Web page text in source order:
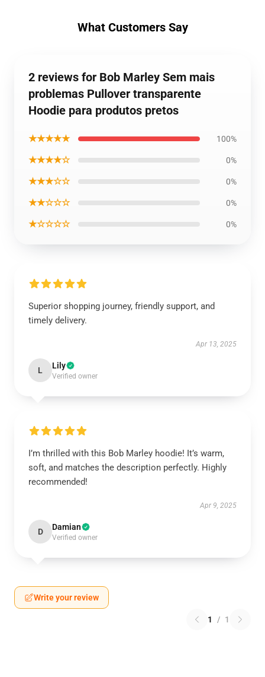
What Customers Say
2 reviews for Bob Marley Sem mais
problemas Pullover transparente
Hoodie para produtos pretos
★★★★★ 100%
★★★★☆ 0%
★★★☆☆ 0%
★★☆☆☆ 0%
★☆☆☆☆ 0%
Superior shopping journey, friendly support, and
timely delivery.
Apr 13, 2025
L Lily
Verified owner
I’m thrilled with this Bob Marley hoodie! It’s warm,
soft, and matches the description perfectly. Highly
recommended!
Apr 9, 2025
D Damian
Verified owner
Write your review
1 / 1